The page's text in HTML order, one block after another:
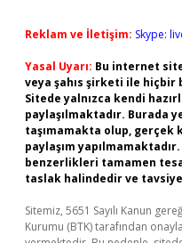
Reklam ve İletişim: Skype:
Yasal Uyarı: Bu internet
veya şahıs şirketi ile hiçbir
Sitede yalnızca kendi
paylaşılmaktadır. Burada
taşımamakta olup, gerçek
paylaşım
benzerlikleri tamamen
taslak halindedir ve
Sitemiz, 5651 Sayılı Kanun
Kurumu (BTK) tarafından